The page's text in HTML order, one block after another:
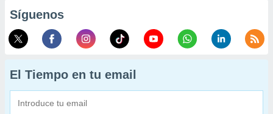
Síguenos
El Tiempo en tu email